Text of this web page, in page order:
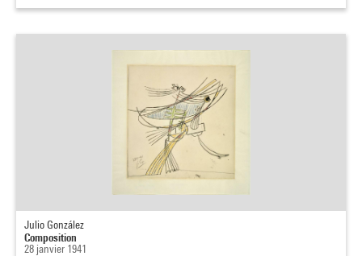
Julio González
Composition
28 janvier 1941